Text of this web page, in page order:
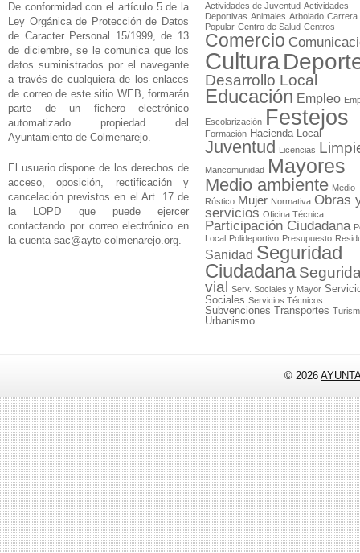
De conformidad con el artículo 5 de la
Ley Orgánica de Protección de Datos
de Caracter Personal 15/1999, de 13
de diciembre, se le comunica que los
datos suministrados por el navegante
a través de cualquiera de los enlaces
de correo de este sitio WEB, formarán
parte de un fichero electrónico
automatizado propiedad del
Ayuntamiento de Colmenarejo.
El usuario dispone de los derechos de
acceso, oposición, rectificación y
cancelación previstos en el Art. 17 de
la LOPD que puede ejercer
contactando por correo electrónico en
la cuenta sac@ayto-colmenarejo.org.
Actividades de Juventud Actividades
Deportivas Animales Arbolado Carrera
Popular Centro de Salud Centros
Comercio
Cultura
Desarrollo Local
Educación Empleo
Escolarización Festejos
Formación Hacienda Local
Juventud Licencias
Mancomunidad Mayores
Medio ambiente Medio
Rústico Mujer Normativa Obras
servicios Oficina Técnica
Participación Ciudadana
Local Polideportivo Presupuesto
Sanidad Seguridad
Ciudadana
vial
Serv. Sociales y Mayor
Sociales Servicios Técnicos
Subvenciones Transportes
Urbanismo
© 2026